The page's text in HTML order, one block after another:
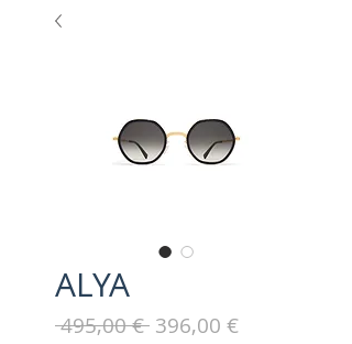
ALYA
495,00 € Prezzo
396,00 €Prezzo